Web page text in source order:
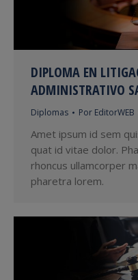
DIPLOMA EN
ADMINISTRATIVO
Diplomas Por EditorWEB
Amet ipsum id sem
quat id vitae dolor.
rhoncus ullamcorper
pharetra lorem.